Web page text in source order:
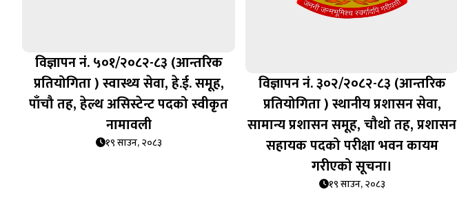
विज्ञापन नं. ५०१/२०८२-८३ (आन्तरिक
प्रतियोगिता ) स्वास्थ्य सेवा, हे.ई. समूह,
पाँचौ तह, हेल्थ असिस्टेन्ट पदको स्वीकृत
नामावली
१९ साउन, २०८३
विज्ञापन नं. ३०२/२०८२-८३ (आन्तरिक
प्रतियोगिता ) स्थानीय प्रशासन सेवा,
सामान्य प्रशासन समूह, चौथो तह, प्रशासन
सहायक पदको परीक्षा भवन कायम
गरीएको सूचना।
१९ साउन, २०८३